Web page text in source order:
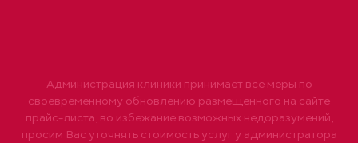
Администрация клиники принимает все меры по
своевременному обновлению размещенного на сайте
прайс-листа, во избежание возможных недоразумений,
просим Вас уточнять стоимость услуг у администратора